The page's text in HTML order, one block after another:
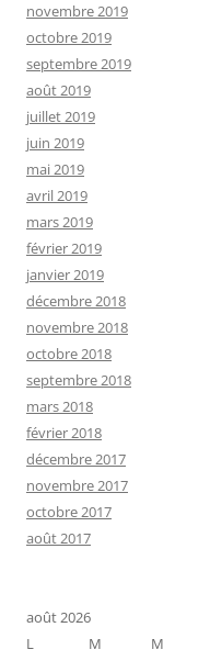
novembre 2019
octobre 2019
septembre 2019
août 2019
juillet 2019
juin 2019
mai 2019
avril 2019
mars 2019
février 2019
janvier 2019
décembre 2018
novembre 2018
octobre 2018
septembre 2018
mars 2018
février 2018
décembre 2017
novembre 2017
octobre 2017
août 2017
août 2026
L
M M